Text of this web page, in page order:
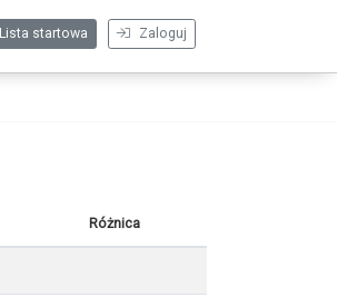
Zaloguj
Lista startowa
Różnica